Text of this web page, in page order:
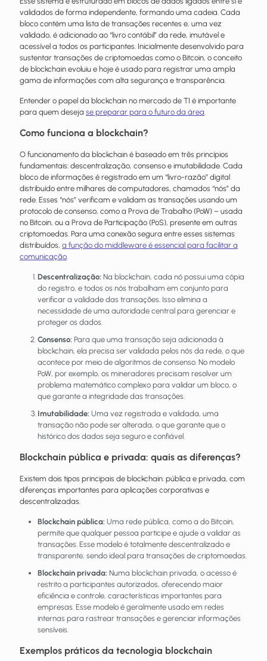
validados de forma independente, formando uma cadeia. Cada
bloco contém uma lista de transações recentes e, uma vez
validado, é adicionado ao “livro contábil” da rede, imutável e
acessível a todos os participantes. Inicialmente desenvolvido para
sustentar transações de criptomoedas como o Bitcoin, o conceito
de blockchain evoluiu e hoje é usado para registrar uma ampla
gama de informações com alta segurança e transparência.
Entender o papel da blockchain no mercado de TI é importante
para quem deseja se preparar para o futuro da área.
Como funciona a blockchain?
O funcionamento da blockchain é baseado em três princípios
fundamentais: descentralização, consenso e imutabilidade. Cada
bloco de informações é registrado em um “livro-razão” digital
distribuído entre milhares de computadores, chamados “nós” da
rede. Esses “nós” verificam e validam as transações usando um
protocolo de consenso, como a Prova de Trabalho (PoW) – usada
no Bitcoin, ou a Prova de Participação (PoS), presente em outras
criptomoedas. Para uma conexão segura entre esses sistemas
distribuídos, a função do middleware é essencial para facilitar a
comunicação.
Descentralização: Na blockchain, cada nó possui uma cópia
do registro, e todos os nós trabalham em conjunto para
verificar a validade das transações. Isso elimina a
necessidade de uma autoridade central para gerenciar e
proteger os dados.
Consenso: Para que uma transação seja adicionada à
blockchain, ela precisa ser validada pelos nós da rede, o que
acontece por meio de algoritmos de consenso. No modelo
PoW, por exemplo, os mineradores precisam resolver um
problema matemático complexo para validar um bloco, o
que garante a integridade das transações.
Imutabilidade: Uma vez registrada e validada, uma
transação não pode ser alterada, o que garante que o
histórico dos dados seja seguro e confiável.
Blockchain pública e privada: quais as diferenças?
Existem dois tipos principais de blockchain: pública e privada, com
diferenças importantes para aplicações corporativas e
descentralizadas.
Blockchain pública: Uma rede pública, como a do Bitcoin,
permite que qualquer pessoa participe e ajude a validar as
transações. Esse modelo é totalmente descentralizado e
transparente, sendo ideal para transações de criptomoedas.
Blockchain privada: Numa blockchain privada, o acesso é
restrito a participantes autorizados, oferecendo maior
eficiência e controle, características importantes para
empresas. Esse modelo é geralmente usado em redes
internas para rastrear transações e gerenciar informações
sensíveis.
Exemplos práticos da tecnologia blockchain